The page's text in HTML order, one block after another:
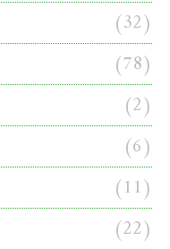
(32)
(78)
(2)
(6)
(11)
(22)